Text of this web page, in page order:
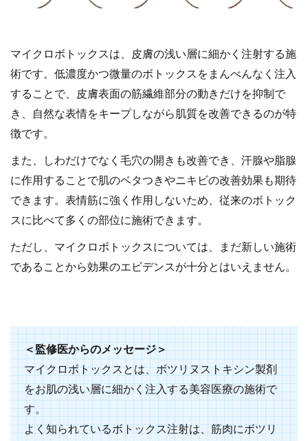
マイクロボトックスは、皮膚の浅い層に細かく注射する施
術です。低濃度かつ微量のボトックスをまんべんなく注入
することで、皮膚表面の筋繊維部分の動きだけを抑制で
き、自然な表情をキープしながら肌質を改善できるのが特
徴です。
また、しわだけでなく毛穴の開きも改善でき、汗腺や脂腺
に作用することで肌のベタつきやニキビの改善効果も期待
できます。表情筋に強く作用しないため、従来のボトック
スに比べて多くの部位に施術できます。
ただし、マイクロボトックスについては、まだ新しい施術
であることから効果のエビデンスが十分とはいえません。
＜監修医からのメッセージ＞
マイクロボトックスとは、ボツリヌストキシン製剤
をお肌の浅い層に細かく注入する美容医療の施術で
す。
よく知られているボトックス注射は、筋肉にボツリ